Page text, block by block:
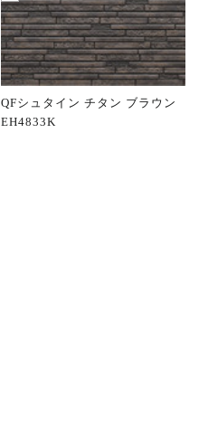
QFシュタイン チタン ブラウン
EH4833K